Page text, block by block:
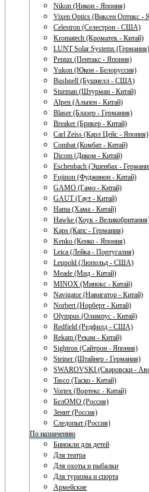
Nikon (Никон - Япония)
Vixen Optics (Виксен Оптикс -
Celestron (Селестрон - США)
Kromatech (Кроматек - Китай)
LUNT Solar Systems (Германия)
Pentax (Пентакс - Япония)
Yukon (Юкон - Белоруссия)
Bushnell (Бушнелл - США)
Sturman (Штурман - Китай)
Alpen (Альпен - Китай)
Blaser (Блазер - Германия)
Breaker (Брикер - Китай)
Carl Zeiss (Карл Цейс - Япония)
Combat (Комбат - Китай)
Dicom (Диком - Китай)
Eschenbach (Эшенбах -
Fujinon (Фуджинон - Китай)
GAMO (Гамо - Китай)
GAUT (Гаут - Китай)
Hama (Хама - Китай)
Hawke (Хоук -
Kaps (Капс - Германия)
Kenko (Кенко - Япония)
Leica (Лейка - Португалия)
Leupold (Люпольд - США)
Meade (Мид - Китай)
MINOX (Минокс - Китай)
Navigator (Навигатор - Китай)
Norbert (Норберт - Китай)
Olympus (Олимпус - Китай)
Redfield (Редфилд - США)
Rekam (Рекам - Китай)
Sightron (Сайтрон - Япония)
Steiner (Штайнер - Германия)
SWAROVSKI (Сваровски -
Tasco (Таско - Китай)
Vortex (Вортекс - Китай)
БелОМО (Россия)
Зенит (Россия)
Следопыт (Россия)
По назначению
Бинокли для детей
Для театра
Для охоты и рыбалки
Для туризма и спорта
Армейские